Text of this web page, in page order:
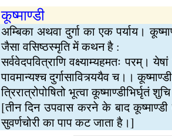
कूष्माण्डी
अम्बिका अथवा दुर्गा का एक पर्याय।
जैसा वसिष्ठस्मृति में कथन है :
सर्ववेदपवित्राणि वक्ष्याम्यहमतः परम्।
पावमान्यश्च दुर्गासावित्र्ययैव च।।
त्रिरात्रोपोषितो भूत्वा कूष्माण्डीभिर्घृतं
[तीन दिन उपवास करने के बाद
सुवर्णचोरी का पाप कट जाता है।]